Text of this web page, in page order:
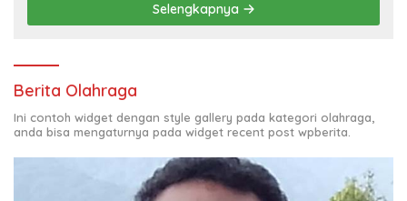
Selengkapnya
Berita Olahraga
Ini contoh widget dengan style gallery pada kategori olahraga,
anda bisa mengaturnya pada widget recent post wpberita.